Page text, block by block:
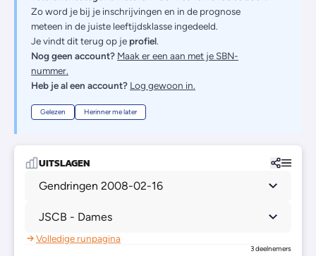
Zo word je bij je inschrijvingen en in de prognose
meteen in de juiste leeftijdsklasse ingedeeld.
Je vindt dit terug op je profiel.
Nog geen account? Maak er een aan met je SBN-
nummer.
Heb je al een account? Log gewoon in.
Gelezen Herinner me later
UITSLAGEN
Gendringen 2008-02-16
JSCB - Dames
Volledige runpagina
3 deelnemers